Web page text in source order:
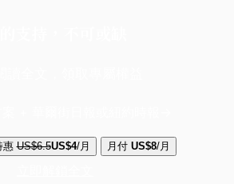
惠 US$6.5US$4/月 月付 US$8/月